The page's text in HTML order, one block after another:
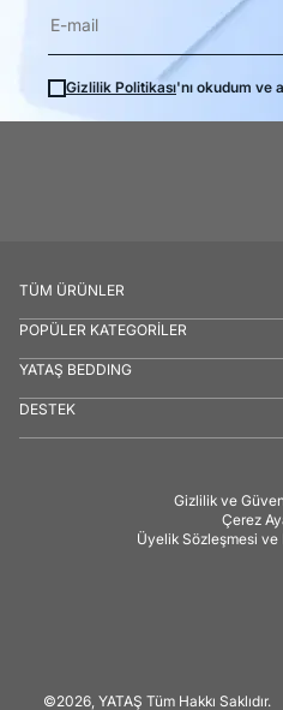
Gizlilik Politikası'nı okudum ve
TÜM ÜRÜNLER
POPÜLER KATEGORİLER
YATAŞ BEDDING
DESTEK
Gizlilik ve
Çerez
Üyelik Sözleşmesi ve
©2026, YATAŞ Tüm Hakkı Saklıdır.